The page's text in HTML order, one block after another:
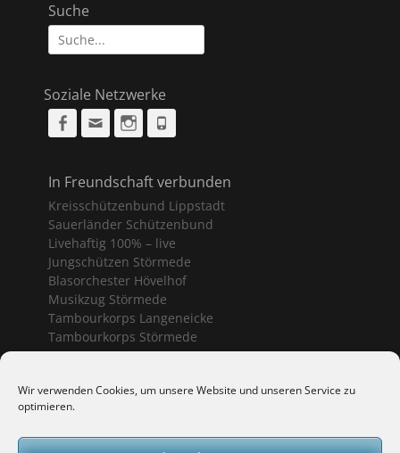
Wir verwenden Cookies, um unsere Website und unseren Service zu
optimieren.
Suche
Suche
nach:
Soziale Netzwerke
Facebook
Email Instagram
In Freundschaft verbunden
Kreisschützenbund Lippstadt
Sauerländer Schützenbund
Livehaftig 100% – live
Jungschützen Störmede
Blasorchester Hövelhof
Musikzug Störmede
Tambourkorps Langeneicke
Tambourkorps Störmede
Schützenvereine Geseke
Bürgerschützenverein Geseke
Schützenbruderschaft Ermsinghausen